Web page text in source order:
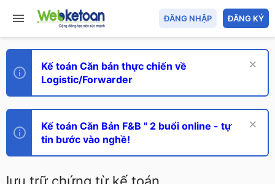
ĐĂNG NHẬP ĐĂNG KÝ
Kế toán Căn bản thực chiến về
Logistic/Forwarder
Kế toán Căn Bản F&B " 2 buổi online - tự
tin bước vào nghề!